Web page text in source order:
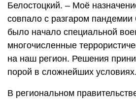
Белостоцкий. – Моё
совпало с разгаром пандемии
было начало специальной
многочисленные
на наш регион. Решения
порой в сложнейших условиях.
В региональном